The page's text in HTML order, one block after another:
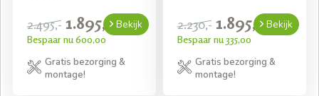
2.495,- 1.895,-
Bespaar nu 600,00
Bekijk
Gratis bezorging &
montage!
2.230,- 1.895,-
Bespaar nu 335,00
Bekijk
Gratis bezorging &
montage!